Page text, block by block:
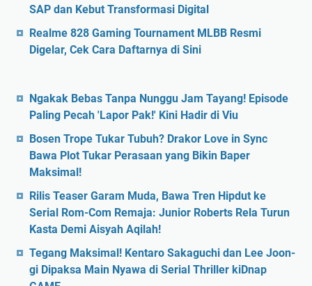
SAP dan Kebut Transformasi Digital
Realme 828 Gaming Tournament MLBB Resmi
Digelar, Cek Cara Daftarnya di Sini
Ngakak Bebas Tanpa Nunggu Jam Tayang! Episode
Paling Pecah 'Lapor Pak!' Kini Hadir di Viu
Bosen Trope Tukar Tubuh? Drakor Love in Sync
Bawa Plot Tukar Perasaan yang Bikin Baper
Maksimal!
Rilis Teaser Garam Muda, Bawa Tren Hipdut ke
Serial Rom-Com Remaja: Junior Roberts Rela Turun
Kasta Demi Aisyah Aqilah!
Tegang Maksimal! Kentaro Sakaguchi dan Lee Joon-
gi Dipaksa Main Nyawa di Serial Thriller kiDnap